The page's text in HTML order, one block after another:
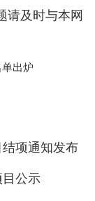
请及时与本网
单出炉
项通知发布
公示